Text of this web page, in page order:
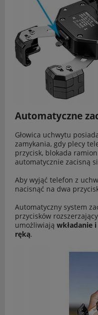
Automatyczne
Głowica uchwytu
zamykania, gdy plecy
przycisk, blokada
automatycznie zacisną
Aby wyjąć telefon z
nacisnąć na dwa
Automatyczny system
przycisków
umożliwiają wkładanie
ręką.